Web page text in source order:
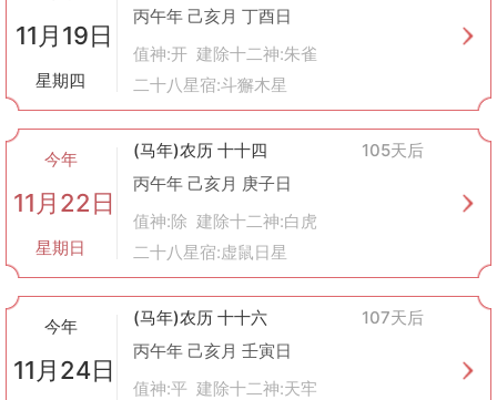
11月19日
星期四
丙午年 己亥月 丁酉日
值神:开 建除十二神:朱雀
二十八星宿:斗獬木星
今年
11月22日
星期日
(马年)农历 十十四
105天后
丙午年 己亥月 庚子日
值神:除 建除十二神:白虎
二十八星宿:虚鼠日星
今年
11月24日
(马年)农历 十十六
107天后
丙午年 己亥月 壬寅日
值神:平 建除十二神:天牢